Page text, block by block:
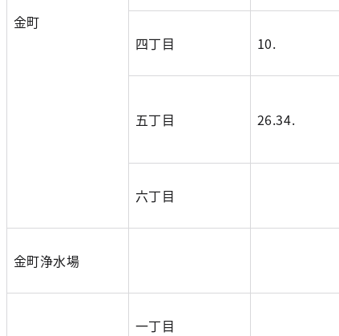
金町
四丁目 10.
五丁目 26.34.
六丁目
金町浄水場
一丁目